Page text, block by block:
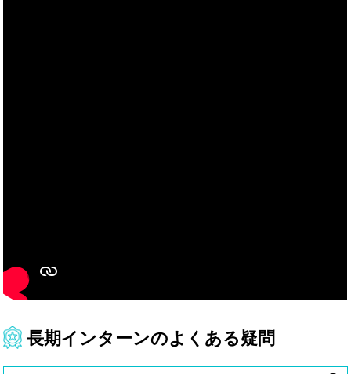
長期インターンのよくある疑問